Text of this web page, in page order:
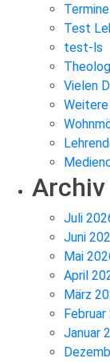
Termine
Test
test-ls
Vielen
Archiv
Juli
Juni
Mai
April
März
Februar
Januar